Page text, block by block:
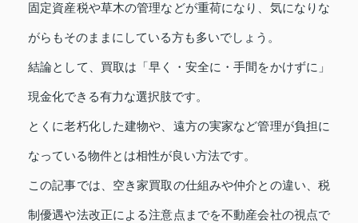
固定資産税や草木の管理などが重荷になり、気になりな
がらもそのままにしている方も多いでしょう。
結論として、買取は「早く・安全に・手間をかけずに」
現金化できる有力な選択肢です。
とくに老朽化した建物や、遠方の実家など管理が負担に
なっている物件とは相性が良い方法です。
この記事では、空き家買取の仕組みや仲介との違い、税
制優遇や法改正による注意点までを不動産会社の視点で